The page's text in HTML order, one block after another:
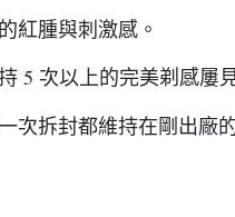
紅腫與刺激感。
5 次以上的完美剃感屢
次拆封都維持在剛出廠